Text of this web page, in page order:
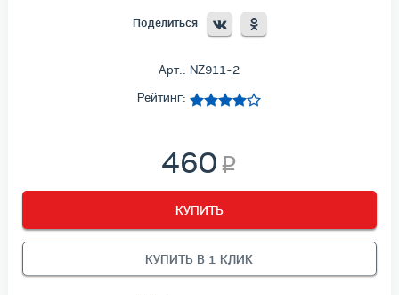
Поделиться
Арт.: NZ911-2
Рейтинг:
460
КУПИТЬ
КУПИТЬ В 1 КЛИК